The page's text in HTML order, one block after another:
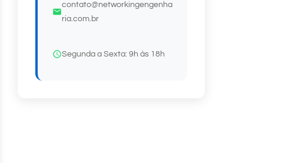
contato@networkingengenha
ria.com.br
Segunda a Sexta: 9h às 18h